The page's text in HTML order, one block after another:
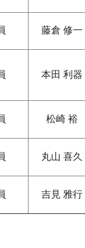
藤倉 修一
本田 利器
松崎 裕
丸山 喜久
吉見 雅行